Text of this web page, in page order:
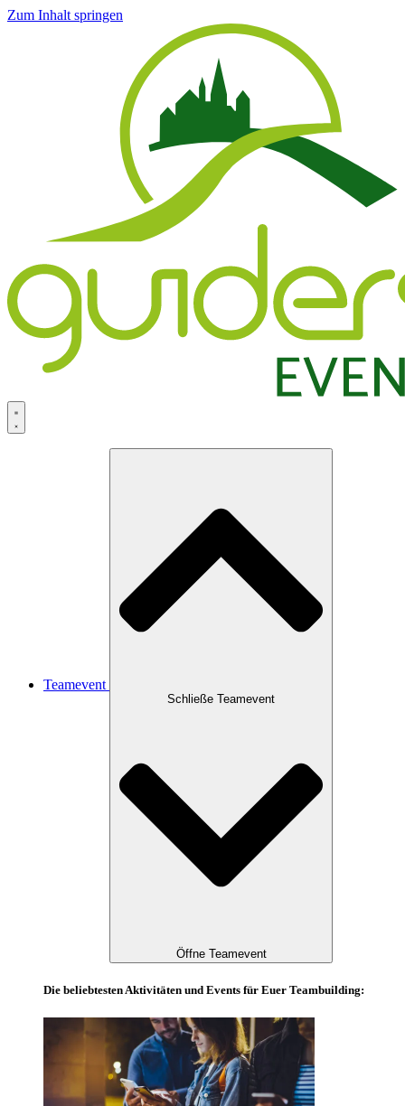
Zum Inhalt springen
Teamevent
Schließe Teamevent
Öffne Teamevent
Die beliebtesten Aktivitäten und Events für Euer Teambuilding: